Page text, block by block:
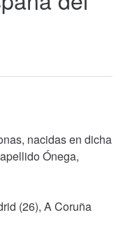
nacidas en dicha
Ónega,
(26), A Coruña